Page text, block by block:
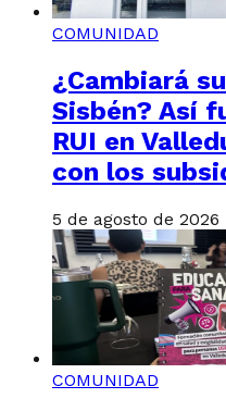
COMUNIDAD
¿Cambiará
Sisbén? Así
RUI en
con los
5 de agosto de 2026
COMUNIDAD